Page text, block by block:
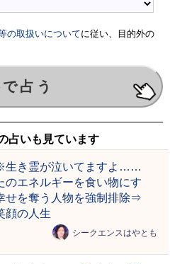
の取扱いについてに従い、目的外の
占いも見ています
き霊が泣いてますよ……
のエネルギーを食い物にす
せを奪う人物を強制排除⇒
顔の人生
シークエンスはやとも